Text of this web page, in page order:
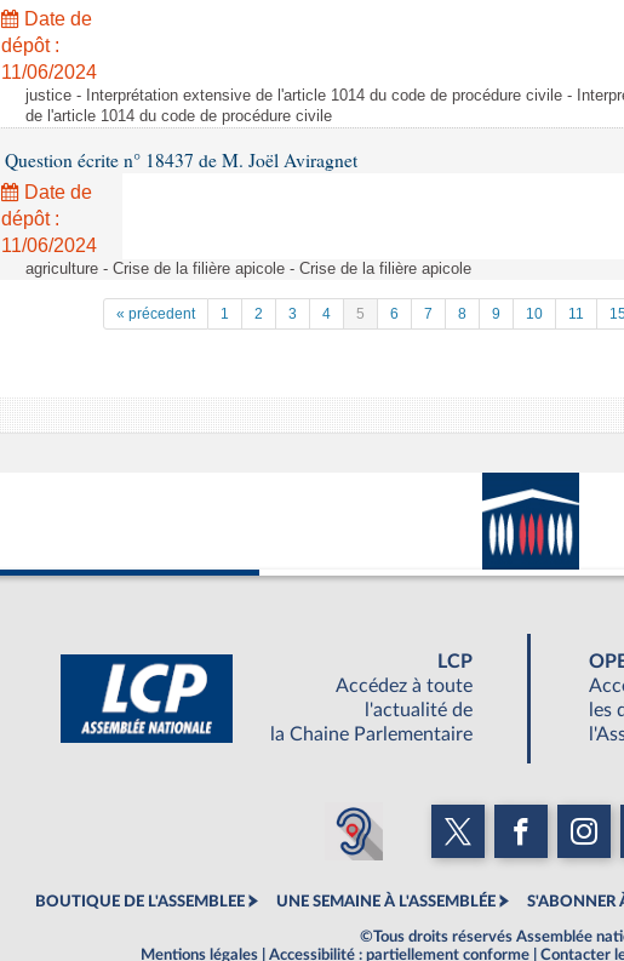
Date de
dépôt :
11/06/2024
justice - Interprétation extensive de l'article 1014 du code de procédure civile -
de l'article 1014 du code de procédure civile
Question écrite n° 18437 de M. Joël Aviragnet
Date de
dépôt :
11/06/2024
agriculture - Crise de la filière apicole - Crise de la filière apicole
« précedent 1 2 3 4 5 6 7 8 9 10 11
LCP
Accédez à toute
l'actualité de
la Chaine Parlementaire
les
BOUTIQUE DE L'ASSEMBLEE UNE SEMAINE À L'ASSEMBLÉE S'ABONNER
©Tous droits réservés Assemblée
Mentions légales
Accessibilité : partiellement conforme Contacter